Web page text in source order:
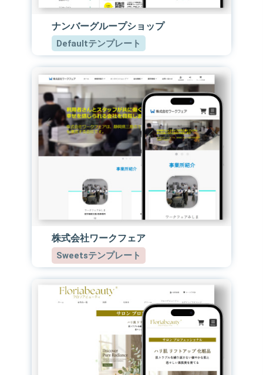
ナンバーグループショップ
Defaultテンプレート
株式会社ワークフェア
Sweetsテンプレート